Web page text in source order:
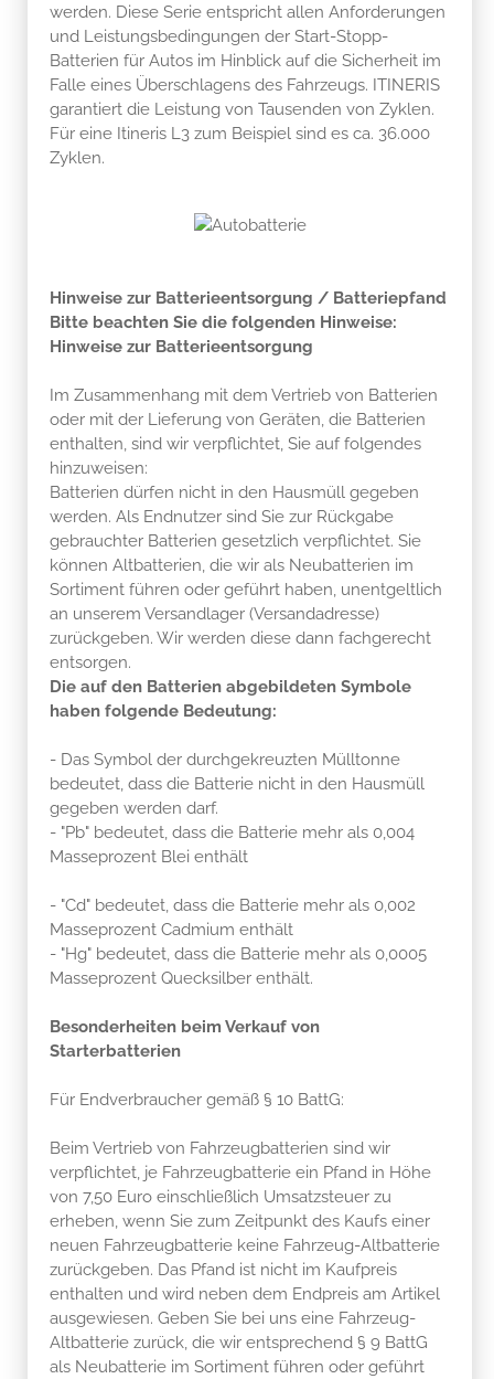
werden. Diese Serie entspricht allen Anforderungen
und Leistungsbedingungen der Start-Stopp-
Batterien für Autos im Hinblick auf die Sicherheit im
Falle eines Überschlagens des Fahrzeugs. ITINERIS
garantiert die Leistung von Tausenden von Zyklen.
Für eine Itineris L3 zum Beispiel sind es ca. 36.000
Zyklen.
Hinweise zur Batterieentsorgung / Batteriepfand
Bitte beachten Sie die folgenden Hinweise:
Hinweise zur Batterieentsorgung
Im Zusammenhang mit dem Vertrieb von Batterien
oder mit der Lieferung von Geräten, die Batterien
enthalten, sind wir verpflichtet, Sie auf folgendes
hinzuweisen:
Batterien dürfen nicht in den Hausmüll gegeben
werden. Als Endnutzer sind Sie zur Rückgabe
gebrauchter Batterien gesetzlich verpflichtet. Sie
können Altbatterien, die wir als Neubatterien im
Sortiment führen oder geführt haben, unentgeltlich
an unserem Versandlager (Versandadresse)
zurückgeben. Wir werden diese dann fachgerecht
entsorgen.
Die auf den Batterien abgebildeten Symbole
haben folgende Bedeutung:
- Das Symbol der durchgekreuzten Mülltonne
bedeutet, dass die Batterie nicht in den Hausmüll
gegeben werden darf.
- "Pb" bedeutet, dass die Batterie mehr als 0,004
Masseprozent Blei enthält
- "Cd" bedeutet, dass die Batterie mehr als 0,002
Masseprozent Cadmium enthält
- "Hg" bedeutet, dass die Batterie mehr als 0,0005
Masseprozent Quecksilber enthält.
Besonderheiten beim Verkauf von
Starterbatterien
Für Endverbraucher gemäß § 10 BattG:
Beim Vertrieb von Fahrzeugbatterien sind wir
verpflichtet, je Fahrzeugbatterie ein Pfand in Höhe
von 7,50 Euro einschließlich Umsatzsteuer zu
erheben, wenn Sie zum Zeitpunkt des Kaufs einer
neuen Fahrzeugbatterie keine Fahrzeug-Altbatterie
zurückgeben. Das Pfand ist nicht im Kaufpreis
enthalten und wird neben dem Endpreis am Artikel
ausgewiesen. Geben Sie bei uns eine Fahrzeug-
Altbatterie zurück, die wir entsprechend § 9 BattG
als Neubatterie im Sortiment führen oder geführt